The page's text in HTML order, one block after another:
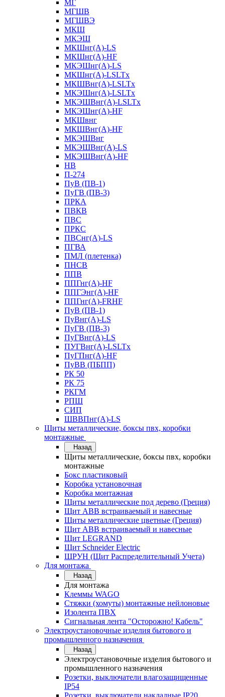
МГ
МГШВ
МГШВЭ
МКШ
МКЭШ
МКШнг(А)-LS
МКШнг(А)-HF
МКЭШнг(А)-LS
МКШнг(А)-LSLTx
МКШВнг(A)-LSLTx
МКЭШнг(А)-LSLTx
МКЭШВнг(A)-LSLTx
МКЭШнг(А)-HF
МКШвнг
МКШВнг(А)-HF
МКЭШВнг
МКЭШВнг(А)-LS
МКЭШВнг(А)-HF
НВ
П-274
ПуВ (ПВ-1)
ПуГВ (ПВ-3)
ПРКА
ПВКВ
ПВС
ПРКС
ПВСнг(А)-LS
ПГВА
ПМЛ (плетенка)
ПНСВ
ППВ
ППГнг(А)-HF
ППГЭнг(А)-HF
ППГнг(А)-FRHF
ПуВ (ПВ-1)
ПуВнг(А)-LS
ПуГВ (ПВ-3)
ПуГВнг(А)-LS
ПУГВнг(А)-LSLTx
ПуГПнг(А)-HF
ПуВВ (ПБПП)
РК 50
РК 75
РКГМ
РПШ
СИП
ШВВПнг(А)-LS
Щиты металлические, боксы пвх, коробки
монтажные
Назад
Щиты металлические, боксы пвх, коробки
монтажные
Бокс пластиковый
Коробка установочная
Коробка монтажная
Щиты металлические под дерево (Греция)
Щит ABB встраиваемый и навесные
Щиты металлические цветные (Греция)
Щит ABB встраиваемый и навесные
Щит LEGRAND
Щит Schneider Electric
ЩРУН (Щит Распределительный Учета)
Для монтажа
Назад
Для монтажа
Клеммы WAGO
Стяжки (хомуты) монтажные нейлоновые
Изолента ПВХ
Сигнальная лента "Осторожно! Кабель"
Электроустановочные изделия бытового и
промышленного назначения
Назад
Электроустановочные изделия бытового и
промышленного назначения
Розетки, выключатели влагозащищенные
IP54
Розетки, выключатели накладные IP20